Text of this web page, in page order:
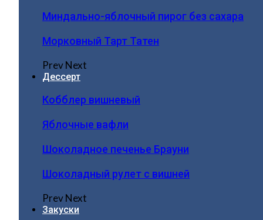
Миндально-яблочный пирог без сахара
Морковный Тарт Татен
PrevNext
Дессерт
Кобблер вишневый
Яблочные вафли
Шоколадное печенье Брауни
Шоколадный рулет с вишней
PrevNext
Закуски